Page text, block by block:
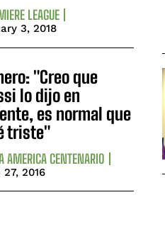
LEAGUE
3, 2018
"Creo que
lo dijo en
es normal que
triste"
AMERICA CENTENARIO
2016